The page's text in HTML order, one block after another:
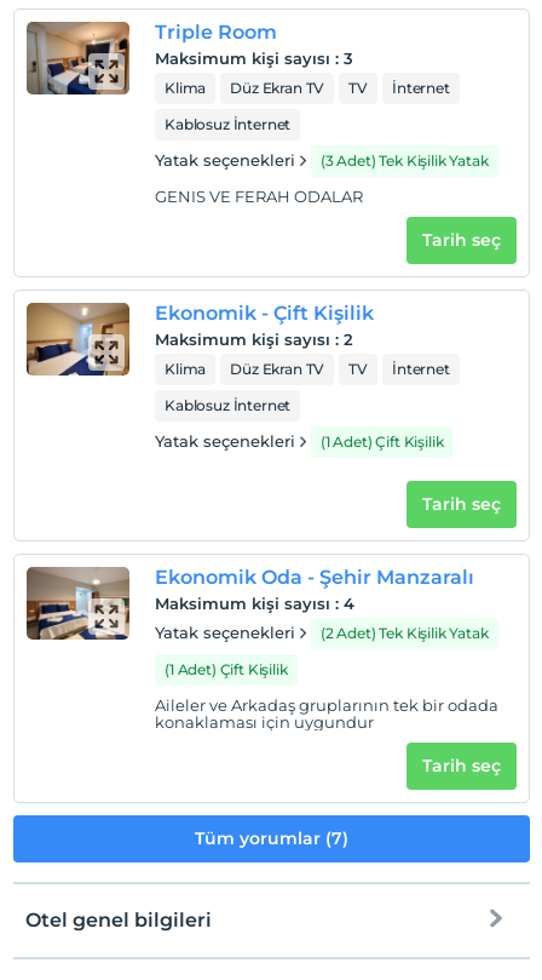
Triple Room
Maksimum kişi sayısı : 3
Klima Düz Ekran TV TV
İnternet
Kablosuz İnternet
Yatak seçenekleri (3 Adet) Tek Kişilik Yatak
GENIS VE FERAH ODALAR
Tarih seç
Ekonomik - Çift Kişilik
Maksimum kişi sayısı : 2
Klima Düz Ekran TV TV
İnternet
Kablosuz İnternet
Yatak seçenekleri (1 Adet) Çift Kişilik
Tarih seç
Ekonomik Oda - Şehir Manzaralı
Maksimum kişi sayısı : 4
Yatak seçenekleri
(2 Adet) Tek Kişilik Yatak
(1 Adet) Çift Kişilik
Aileler ve Arkadaş gruplarının tek bir odada
konaklaması için uygundur
Tarih seç
Tüm yorumlar (7)
Otel genel bilgileri